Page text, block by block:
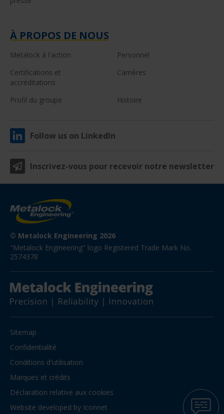
À PROPOS DE NOUS
Metalock à l'action
Personnel
Certifications et
accréditations
Carrières
Profil du groupe Histoire
Follow us on LinkedIn
Inscrivez-vous pour recevoir notre newsletter
© Metalock Engineering 2026
"Metalock Engineering" logo Registered Trade Mark No.
2574378
Sitemap
Confidentialité
Conditions d'utilisation
Marques et crédits
Déclaration relative aux cookies
Website developed by Iconnet